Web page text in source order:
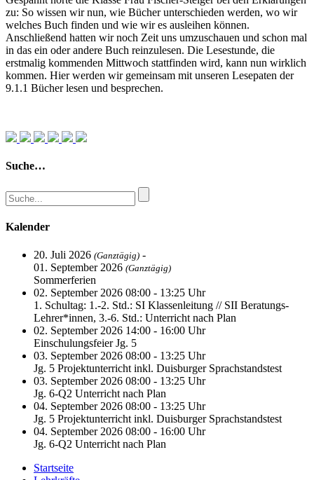
zu: So wissen wir nun, wie Bücher unterschieden werden, wo wir
welches Buch finden und wie wir es ausleihen können.
Anschließend hatten wir noch Zeit uns umzuschauen und schon mal
in das ein oder andere Buch reinzulesen. Die Lesestunde, die
erstmalig kommenden Mittwoch stattfinden wird, kann nun wirklich
kommen. Hier werden wir gemeinsam mit unseren Lesepaten der
9.1.1 Bücher lesen und besprechen.
Suche…
Kalender
20. Juli 2026 (Ganztägig) -
01. September 2026 (Ganztägig)
Sommerferien
02. September 2026 08:00 - 13:25 Uhr
1. Schultag: 1.-2. Std.: SI Klassenleitung // SII Beratungs-
Lehrer*innen, 3.-6. Std.: Unterricht nach Plan
02. September 2026 14:00 - 16:00 Uhr
Einschulungsfeier Jg. 5
03. September 2026 08:00 - 13:25 Uhr
Jg. 5 Projektunterricht inkl. Duisburger Sprachstandstest
03. September 2026 08:00 - 13:25 Uhr
Jg. 6-Q2 Unterricht nach Plan
04. September 2026 08:00 - 13:25 Uhr
Jg. 5 Projektunterricht inkl. Duisburger Sprachstandstest
04. September 2026 08:00 - 16:00 Uhr
Jg. 6-Q2 Unterricht nach Plan
Startseite